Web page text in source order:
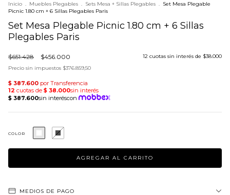
Inicio . Muebles Plegables . Sets Mesa + Sillas Plegables . Set Mesa Plegable
Picnic 1.80 cm + 6 Sillas Plegables Paris
Set Mesa Plegable Picnic 1.80 cm + 6 Sillas
Plegables Paris
$651.428 $456.000 12 cuotas sin interés de $38.000
Precio sin impuestos $376.859,50
COLOR
MEDIOS DE PAGO